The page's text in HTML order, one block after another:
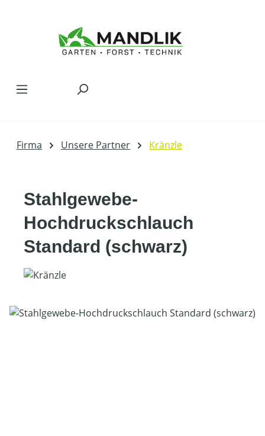
Firma Unsere Partner Kränzle
Stahlgewebe-
Hochdruckschlauch
Standard (schwarz)
Bildergalerie überspringen